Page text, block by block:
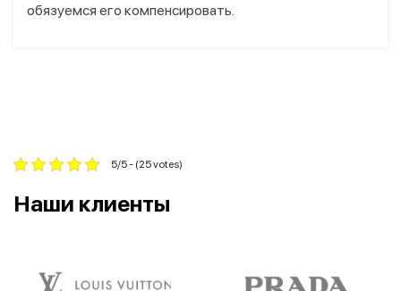
обязуемся его компенсировать.
5/5 - (25 votes)
Наши клиенты